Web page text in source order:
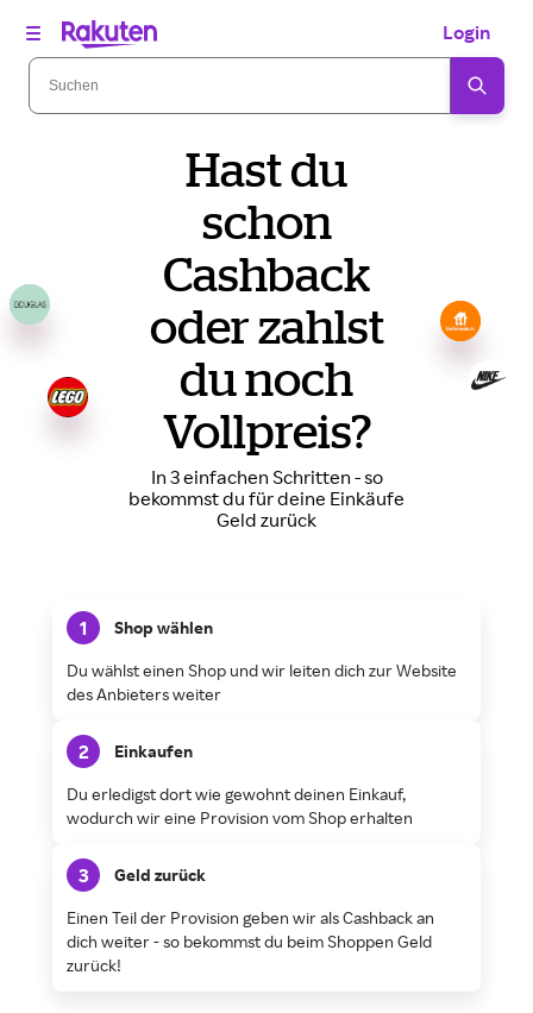
Login
Hast du
schon
Cashback
oder zahlst
du noch
Vollpreis?
In 3 einfachen Schritten - so
bekommst du für deine Einkäufe
Geld zurück
1 Shop wählen
Du wählst einen Shop und wir leiten dich zur Website
des Anbieters weiter
2 Einkaufen
Du erledigst dort wie gewohnt deinen Einkauf,
wodurch wir eine Provision vom Shop erhalten
3 Geld zurück
Einen Teil der Provision geben wir als Cashback an
dich weiter - so bekommst du beim Shoppen Geld
zurück!